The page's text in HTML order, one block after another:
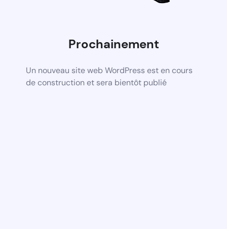
Prochainement
Un nouveau site web WordPress est en cours
de construction et sera bientôt publié